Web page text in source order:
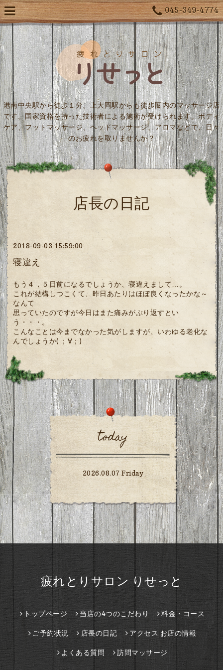
045-349-4774
港南中央駅から徒歩１分、上大岡駅からも徒歩圏内のマッサージ店
です。国家資格を持った技術者による施術が受けられます。ボディ
ケア、フットマッサージ、ヘッドマッサージ、アロマなどで、日々
のお疲れを取りませんか？
店長の日記
2018-09-03 15:59:00
寝違え
もう４，５日前になるでしょうか、寝違えまして…。
これが結構しつこくて、昨日あたりはほぼ良くなったかな～
なんて
思っていたのですが今日はまた痛みがぶり返すとい
う・・・。
こんなことは今までなかった気がしますが、いわゆる老化な
んでしょうか( ；∀；)
today
2026.08.07 Friday
疲れとりサロン りせっと
トップページ 当店の4つのこだわり 料金・コース
ご予約状況 店長の日記 アクセス お店の情報
よくある質問 訪問マッサージ